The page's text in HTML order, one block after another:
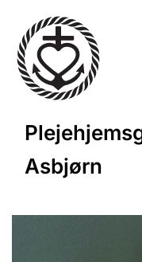
Asbjørn